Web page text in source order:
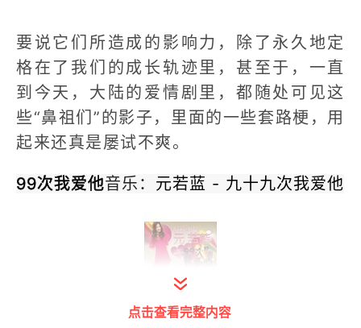
要说它们所造成的影响力，除了永久地定
格在了我们的成长轨迹里，甚至于，一直
到今天，大陆的爱情剧里，都随处可见这
些“鼻祖们”的影子，里面的一些套路梗，用
起来还真是屡试不爽。
99次我爱他音乐： 元若蓝 - 九十九次我爱他
点击查看完整内容